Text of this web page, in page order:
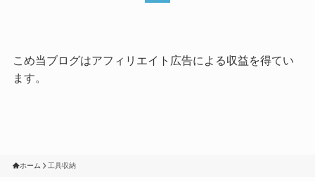
こめ当ブログはアフィリエイト広告による収益を得てい
ます。
ホーム 工具収納